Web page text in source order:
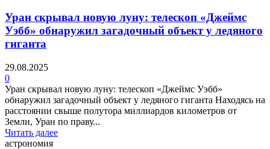
Уран скрывал новую луну: телескоп «Джеймс
Уэбб» обнаружил загадочный объект у ледяного
гиганта
29.08.2025
0
Уран скрывал новую луну: телескоп «Джеймс Уэбб»
обнаружил загадочный объект у ледяного гиганта Находясь на
расстоянии свыше полутора миллиардов километров от
Земли, Уран по праву...
Читать далее
астрономия